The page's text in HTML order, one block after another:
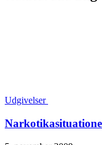
Udgivelser